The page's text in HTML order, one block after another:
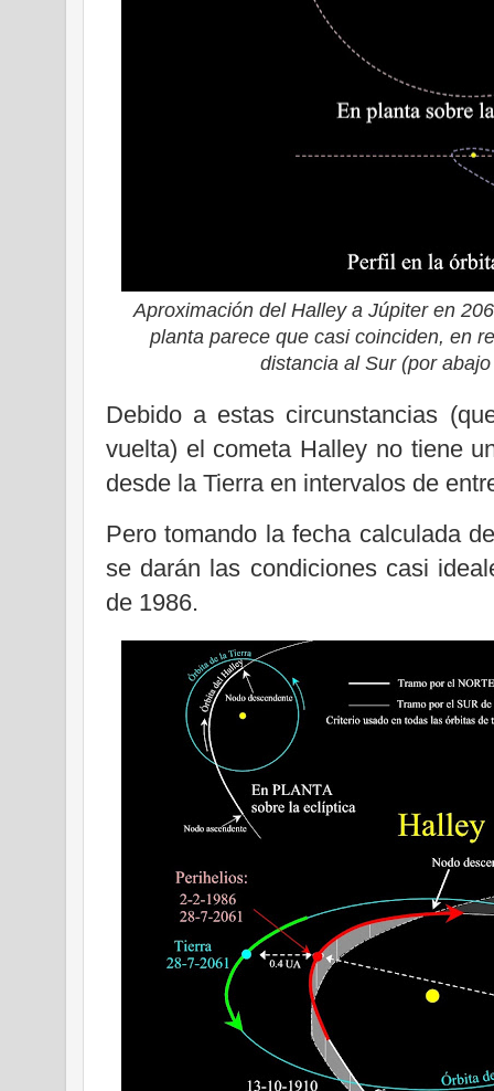
Aproximación del Halley a Júpiter en
planta parece que casi coinciden, en
distancia al Sur (por
Debido a estas circunstancias
vuelta) el cometa Halley no tiene
desde la Tierra en intervalos de
Pero tomando la fecha calculada
se darán las condiciones casi
de 1986.